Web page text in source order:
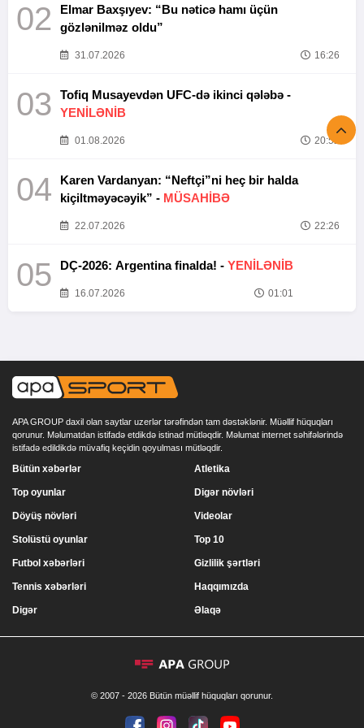
02
Elmar Baxşıyev: “Bu nəticə hamı üçün
gözlənilməz oldu”
31.07.2026 16:26
03
Tofiq Musayevdən UFC-də ikinci qələbə -
YENİLƏNİB
01.08.2026 20:52
04
Karen Vardanyan: “Neftçi”ni heç bir halda
kiçiltməyəcəyik” - MÜSAHİBƏ
22.07.2026 22:26
05 DÇ-2026: Argentina finalda! - YENİLƏNİB
16.07.2026 01:01
APA GROUP daxil olan saytlar uzerlər tərəfindən tam dəstəklənir. Müəllif hüquqları
qorunur. Məlumatdan istifadə etdikdə istinad mütləqdir. Məlumat internet səhifələrində
istifadə edildikdə müvafiq keçidin qoyulması mütləqdir.
Bütün xəbərlər
Top oyunlar
Döyüş növləri
Stolüstü oyunlar
Atletika
Digər növləri
Videolar
Top 10
Futbol xəbərləri
Tennis xəbərləri
Digər
Gizlilik şərtləri
Haqqımızda
Əlaqə
© 2007 - 2026 Bütün müəllif hüquqları qorunur.